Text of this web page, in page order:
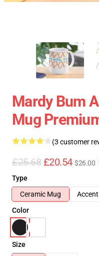
Mardy Bum
Mug
(3 customer
£25.68 £20.54 $26.00
Type
Ceramic Mug
Color
Size